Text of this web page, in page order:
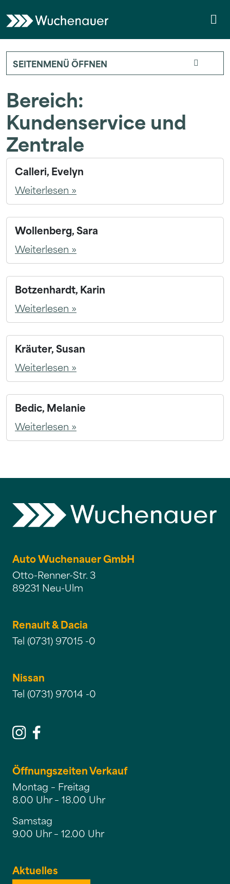
Bereich:
Kundenservice und
Zentrale
Calleri, Evelyn
Weiterlesen »
Wollenberg, Sara
Weiterlesen »
Botzenhardt, Karin
Weiterlesen »
Kräuter, Susan
Weiterlesen »
Bedic, Melanie
Weiterlesen »
SEITENMENÜ ÖFFNEN
Auto Wuchenauer GmbH
Otto-Renner-Str. 3
89231 Neu-Ulm
Renault & Dacia
Tel (0731) 97015 -0
Nissan
Tel (0731) 97014 -0
Öffnungszeiten Verkauf
Montag – Freitag
8.00 Uhr – 18.00 Uhr
Samstag
9.00 Uhr – 12.00 Uhr
Aktuelles